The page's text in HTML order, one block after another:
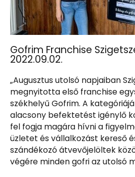
Gofrim Franchise
2022.09.02.
„Augusztus utolsó napjaiban
megnyitotta első franchise
székhelyű Gofrim. A
alacsony befektetést igénylő
fel fogja magára hívni a
üzletet és vállalkozást kereső
szándékozó átvevőjelöltek
végére minden gofri az utolsó